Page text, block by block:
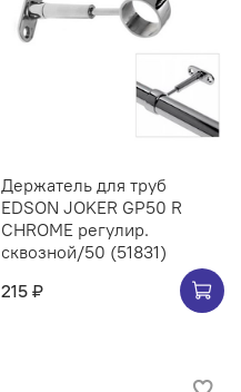
Держатель для труб
EDSON JOKER GP50 R
CHROME регулир.
сквозной/50 (51831)
215 ₽